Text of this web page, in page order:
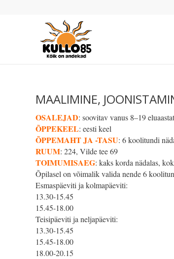
MAALIMINE,
OSALEJAD: soovitav vanus 8–19 eluaastat
ÕPPEKEEL: eesti keel
ÕPPEMAHT JA -TASU: 6 koolitundi
RUUM: 224, Vilde tee 69
TOIMUMISAEG: kaks korda nädalas,
Õpilasel on võimalik valida nende 6
Esmaspäeviti ja kolmapäeviti:
13.30-15.45
15.45-18.00
Teisipäeviti ja neljapäeviti:
13.30-15.45
15.45-18.00
18.00-20.15